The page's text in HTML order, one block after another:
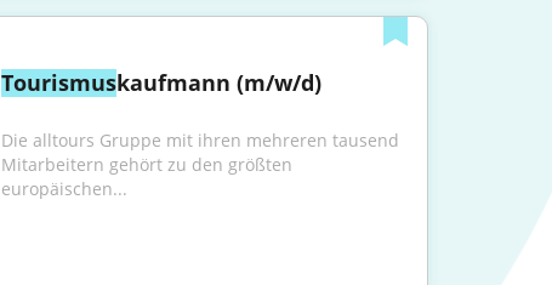
Tourismuskaufmann (m/w/d)
Die alltours Gruppe mit ihren mehreren tausend
Mitarbeitern gehört zu den größten
europäischen...